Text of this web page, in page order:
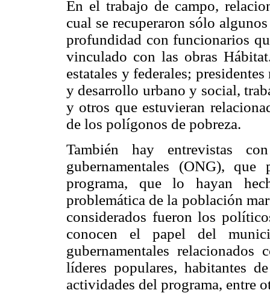
En el trabajo de campo,
cual se recuperaron sólo
profundidad con funcionarios
vinculado con las obras
estatales y federales;
y desarrollo urbano y social,
y otros que estuvieran
de los polígonos de pobreza.
También hay entrevistas
gubernamentales (ONG),
programa, que lo hayan
problemática de la población
considerados fueron los
conocen el papel del
gubernamentales
líderes populares, habitantes
actividades del programa, entre